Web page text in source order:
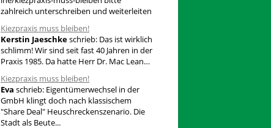
h
:
zahlreich unterschreiben und weiterleiten
Kiezpraxis muss bleiben!
Kerstin Jaeschkeschrieb: Das ist wirklich
schlimm! Wir sind seit fast 40 Jahren in der
Praxis 1985. Da hatte Herr Dr. Mac Lean…
Kiezpraxis muss bleiben!
Eva schrieb: Eigentümerwechsel in der
GmbH klingt doch nach klassischem
"Share Deal" Heuschreckenszenario. Die
Stadt als Beute...